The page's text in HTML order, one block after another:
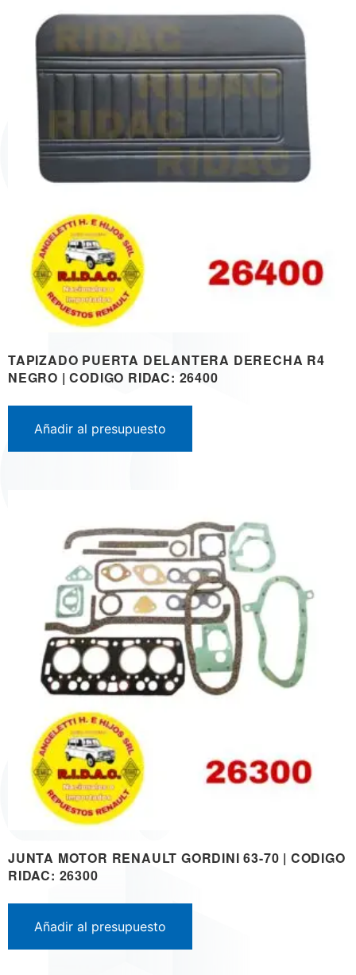
TAPIZADO PUERTA DELANTERA DERECHA R4
NEGRO | CODIGO RIDAC: 26400
Añadir al presupuesto
JUNTA MOTOR RENAULT GORDINI 63-70 | CODIGO
RIDAC: 26300
Añadir al presupuesto